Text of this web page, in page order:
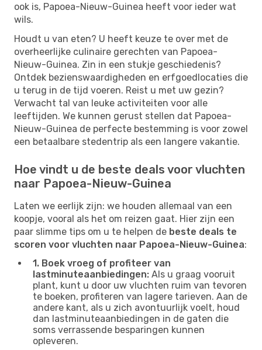
ook is, Papoea-Nieuw-Guinea heeft voor ieder wat
wils.
Houdt u van eten? U heeft keuze te over met de
overheerlijke culinaire gerechten van Papoea-
Nieuw-Guinea. Zin in een stukje geschiedenis?
Ontdek bezienswaardigheden en erfgoedlocaties die
u terug in de tijd voeren. Reist u met uw gezin?
Verwacht tal van leuke activiteiten voor alle
leeftijden. We kunnen gerust stellen dat Papoea-
Nieuw-Guinea de perfecte bestemming is voor zowel
een betaalbare stedentrip als een langere vakantie.
Hoe vindt u de beste deals voor vluchten
naar Papoea-Nieuw-Guinea
Laten we eerlijk zijn: we houden allemaal van een
koopje, vooral als het om reizen gaat. Hier zijn een
paar slimme tips om u te helpen de beste deals te
scoren voor vluchten naar Papoea-Nieuw-Guinea:
1. Boek vroeg of profiteer van
lastminuteaanbiedingen: Als u graag vooruit
plant, kunt u door uw vluchten ruim van tevoren
te boeken, profiteren van lagere tarieven. Aan de
andere kant, als u zich avontuurlijk voelt, houd
dan lastminuteaanbiedingen in de gaten die
soms verrassende besparingen kunnen
opleveren.